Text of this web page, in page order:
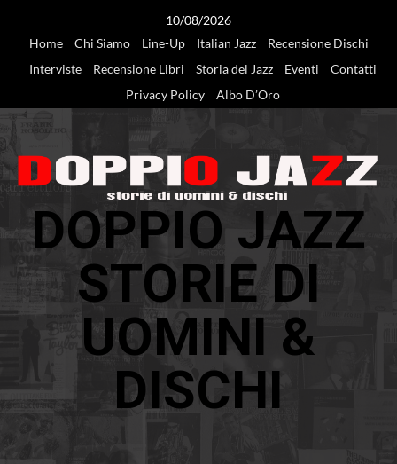
10/08/2026
Home
Chi Siamo Line-Up Italian Jazz
Recensione Dischi
Interviste
Recensione Libri Storia del Jazz Eventi
Contatti
Privacy Policy
Albo D’Oro
DOPPIO JAZZ
STORIE DI
UOMINI &
DISCHI